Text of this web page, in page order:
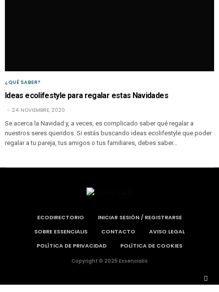
¿QUÉ SABER?
Ideas ecolifestyle para regalar estas Navidades
24 NOVIEMBRE, 2020
Se acerca la Navidad y, a veces, es complicado saber qué regalar a
nuestros seres queridos. Si estás buscando ideas ecolifestyle que poder
regalar a tu pareja, tus amigos o tus familiares, debes saber…
ECODIRECTORIO
INICIAR SESIÓN / REGISTRARSE
SOBRE ESSENCIALIS
CONTACTO
AVISO LEGAL
POLÍTICA DE PRIVACIDAD
POLÍTICA DE COOKIES
Copyright © 2025 Essencialis